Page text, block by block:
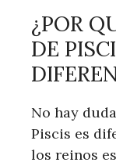
¿POR
DE
No hay
Piscis es
los reinos